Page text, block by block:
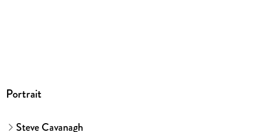
Portrait
Steve Cavanagh